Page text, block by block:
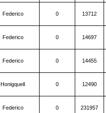
Federico 0 13712
Federico 0 14697
Federico 0 14455
Honigquell 0 12490
Federico 0 231957